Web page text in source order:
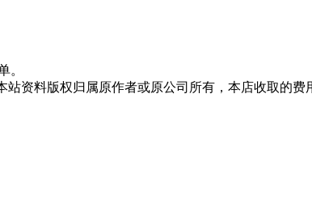
。
资料版权归属原作者或原公司所有，本店收取的费